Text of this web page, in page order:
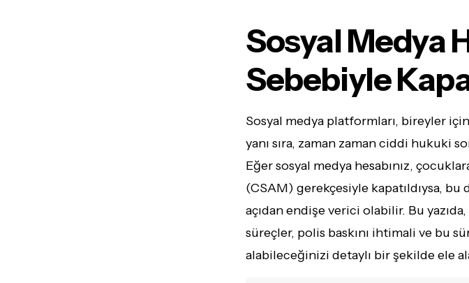
Sosyal Medya
Sebebiyle
Sosyal medya platformları, bireyler
yanı sıra, zaman zaman ciddi hukuki
Eğer sosyal medya hesabınız,
(CSAM) gerekçesiyle kapatıldıysa,
açıdan endişe verici olabilir. Bu yazıda,
süreçler, polis baskını ihtimali ve bu
alabileceğinizi detaylı bir şekilde ele